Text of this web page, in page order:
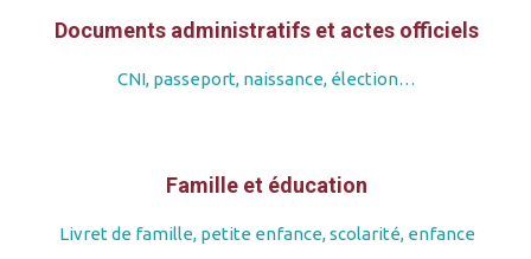
Documents administratifs et actes officiels
CNI, passeport, naissance, élection…
Famille et éducation
Livret de famille, petite enfance, scolarité, enfance